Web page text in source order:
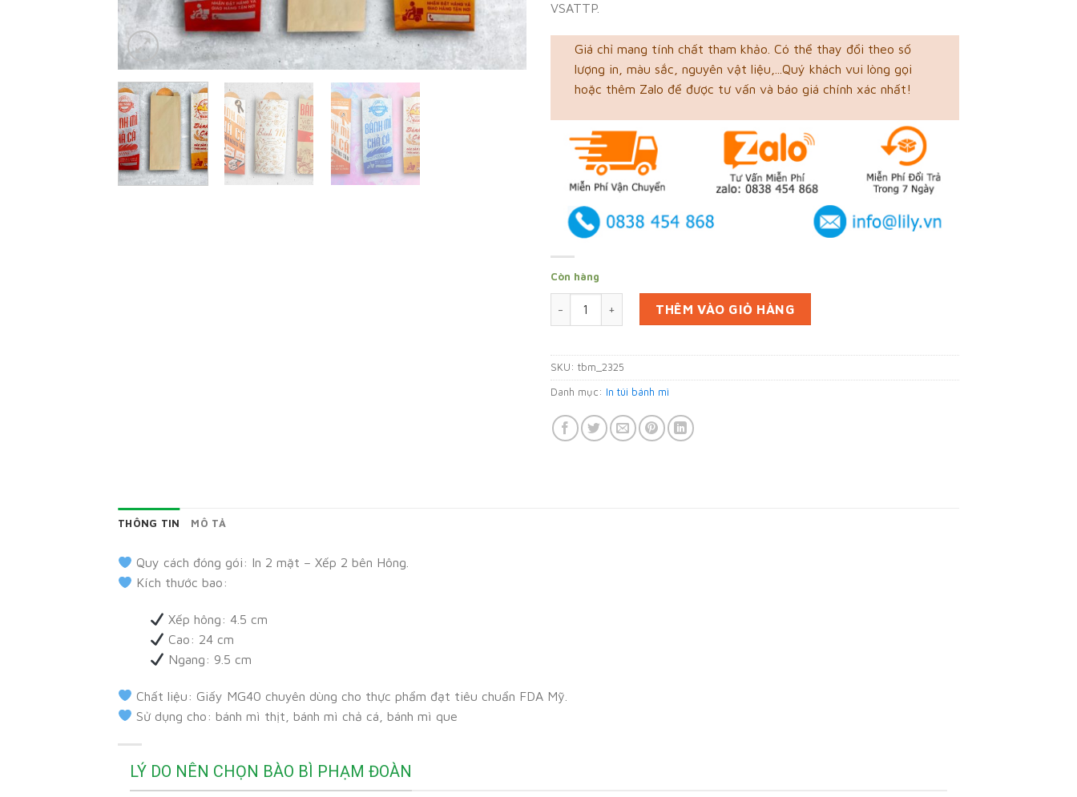
VSATTP.
Giá chỉ mang tính chất tham khảo. Có thể thay đổi theo số
lượng in, màu sắc, nguyên vật liệu,...Quý khách vui lòng gọi
hoặc thêm Zalo để được tư vấn và báo giá chính xác nhất!
Còn hàng
In 90000 túi bánh mì ở Bình Dương (mã tbm_2325) giấy Kraft chất lượng số lượng
THÊM VÀO GIỎ HÀNG
SKU: tbm_2325
Danh mục: In túi bánh mì
THÔNG TIN MÔ TẢ
Quy cách đóng gói: In 2 mặt – Xếp 2 bên Hông.
Kích thước bao:
Xếp hông: 4.5 cm
Cao: 24 cm
Ngang: 9.5 cm
Chất liệu: Giấy MG40 chuyên dùng cho thực phẩm đạt tiêu chuẩn FDA Mỹ.
Sử dụng cho: bánh mì thịt, bánh mì chả cá, bánh mì que
LÝ DO NÊN CHỌN BÀO BÌ PHẠM ĐOÀN